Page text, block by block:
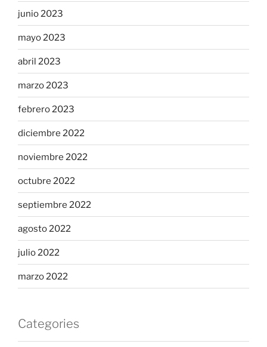
junio 2023
mayo 2023
abril 2023
marzo 2023
febrero 2023
diciembre 2022
noviembre 2022
octubre 2022
septiembre 2022
agosto 2022
julio 2022
marzo 2022
Categories